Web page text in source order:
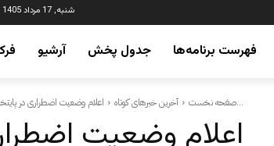
شنبه, 17 مرداد 1405
فهرست برنامه‌ها جدول پخش آرشیو
صفحه نخست آخرین خبرهای کوتاه اعلام وضعیت اضطراری در پایتخت برزیل بعد از حمله هواداران رییس جمهور...
اعلام وضعیت